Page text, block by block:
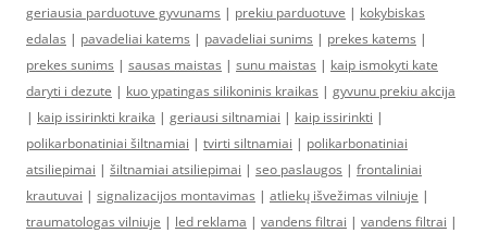
geriausia parduotuve gyvunams | prekiu parduotuve | kokybiskas
edalas | pavadeliai katems | pavadeliai sunims | prekes katems |
prekes sunims | sausas maistas | sunu maistas | kaip ismokyti kate
daryti i dezute | kuo ypatingas silikoninis kraikas | gyvunu prekiu akcija
| kaip issirinkti kraika | geriausi siltnamiai | kaip issirinkti |
polikarbonatiniai šiltnamiai | tvirti siltnamiai | polikarbonatiniai
atsiliepimai | šiltnamiai atsiliepimai | seo paslaugos | frontaliniai
krautuvai | signalizacijos montavimas | atliekų išvežimas vilniuje |
traumatologas vilniuje | led reklama | vandens filtrai | vandens filtrai |